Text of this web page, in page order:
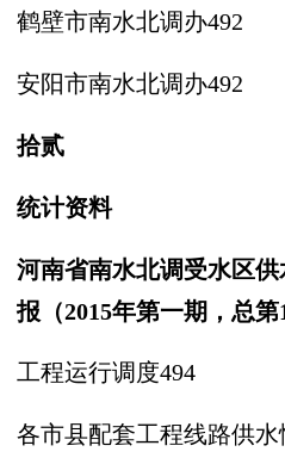
鹤壁市南水北调办492
安阳市南水北调办492
拾贰
统计资料
河南省南水北调受水区
报（2015年第一期， 总第
工程运行调度494
各市县配套工程线路供水